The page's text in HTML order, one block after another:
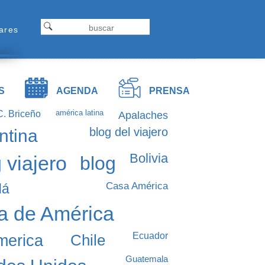
Formulariodebusqueda
Buscar
AGENDA PRENSA
Briceño américa latina Apalaches
blog del viajero
viajero blog Bolivia
Casa América
de América
Chile Ecuador
Guatemala